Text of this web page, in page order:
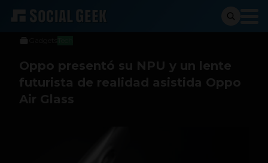
Social Geek
14 de diciembre de 2021
Oppo presentó su NPU y un lente
futurista de realidad asistida Oppo
Air Glass